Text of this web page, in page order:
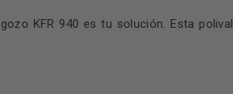
KFR 940 es tu solución. Esta